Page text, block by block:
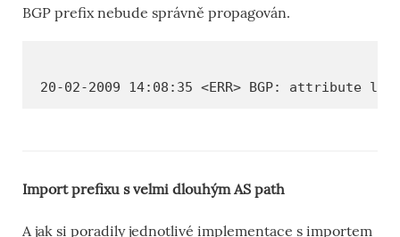
BGP prefix nebude správně propagován.
20-02-2009 14:08:35 <ERR> BGP:
Import prefixu s velmi dlouhým AS path
A jak si poradily jednotlivé implementace s importem